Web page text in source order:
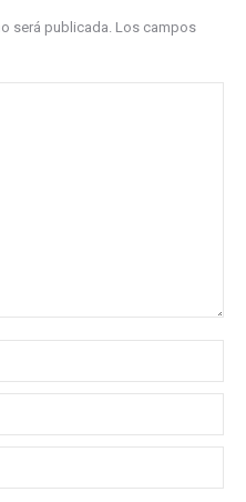
será publicada. Los campos